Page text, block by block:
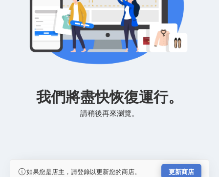
我們將盡快恢復運行。
請稍後再來瀏覽。
如果您是店主，請登錄以更新您的商店。 更新商店